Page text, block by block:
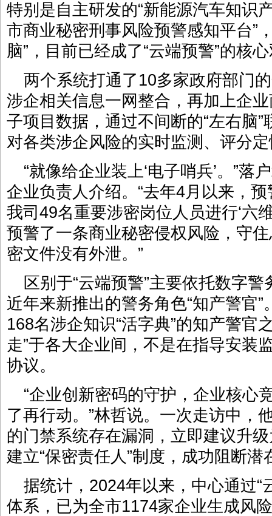
特别是自主研发的“新能源汽车知识
市商业秘密刑事风险预警感知平台”
脑”，目前已经成了“云端预警”的核
两个系统打通了10多家政府部门
涉企相关信息一网整合，再加上企
子项目数据，通过不间断的“左右脑
对各类涉企风险的实时监测、评分
“就像给企业装上‘电子哨兵’。”落
企业负责人介绍。“去年4月以来，
我司49名重要涉密岗位人员进行‘六
预警了一条商业秘密侵权风险，守
密文件没有外泄。”
区别于“云端预警”主要依托数字
近年来新推出的警务角色“知产警官
168名涉企知识“活字典”的知产警官
走”于各大企业间，不是在指导安装
协议。
“企业创新密码的守护，企业核心
了再行动。”林哲说。一次走访中，
的门禁系统存在漏洞，立即建议升
建立“保密责任人”制度，成功阻断潜
据统计，2024年以来，中心通过“
体系，已为全市1174家企业生成风